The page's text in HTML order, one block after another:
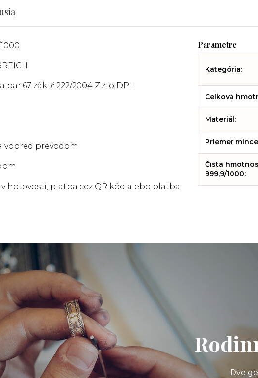
zák. č.222/2004 Z.z. o DPH
vopred prevodom
hotovosti, platba cez QR kód alebo platba
Kategória:
Celková
Materiál:
Priemer mince
Čistá
999,9/1000:
Dve